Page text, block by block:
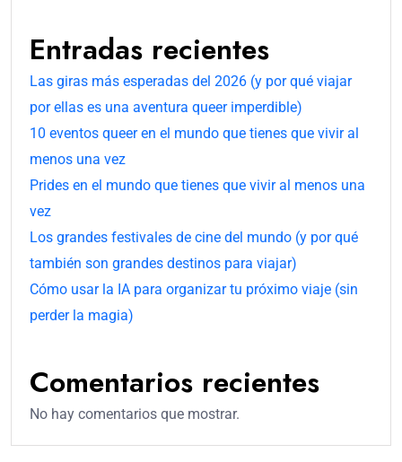
Entradas recientes
Las giras más esperadas del 2026 (y por qué viajar
por ellas es una aventura queer imperdible)
10 eventos queer en el mundo que tienes que vivir al
menos una vez
Prides en el mundo que tienes que vivir al menos una
vez
Los grandes festivales de cine del mundo (y por qué
también son grandes destinos para viajar)
Cómo usar la IA para organizar tu próximo viaje (sin
perder la magia)
Comentarios recientes
No hay comentarios que mostrar.